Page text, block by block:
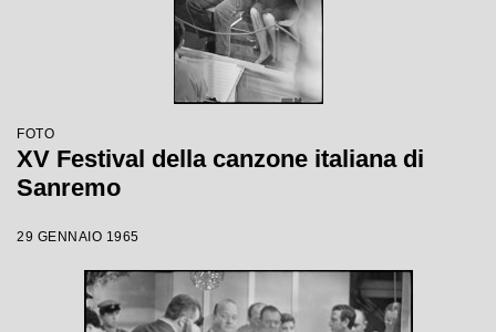
FOTO
XV Festival della canzone italiana di
Sanremo
29 GENNAIO 1965